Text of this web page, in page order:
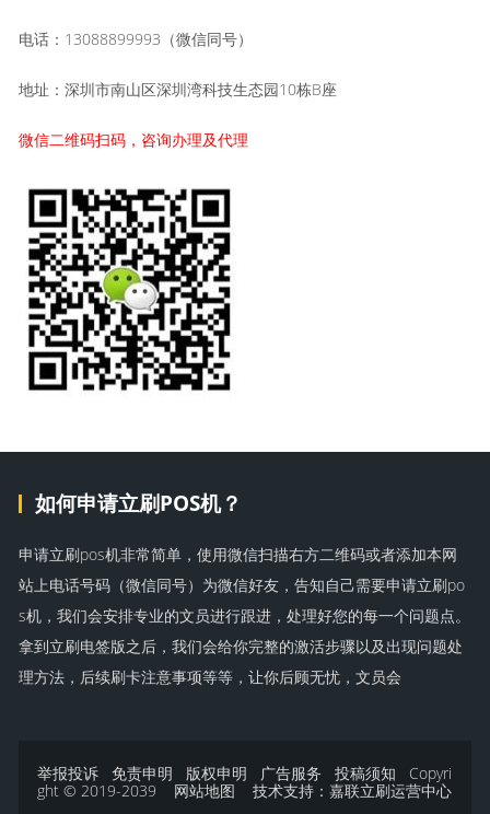
电话：13088899993（微信同号）
地址：深圳市南山区深圳湾科技生态园10栋B座
微信二维码扫码，咨询办理及代理
如何申请立刷POS机？
申请立刷pos机非常简单，使用微信扫描右方二维码或者添加本网
站上电话号码（微信同号）为微信好友，告知自己需要申请立刷po
s机，我们会安排专业的文员进行跟进，处理好您的每一个问题点。
拿到立刷电签版之后，我们会给你完整的激活步骤以及出现问题处
理方法，后续刷卡注意事项等等，让你后顾无忧，文员会
举报投诉 免责申明 版权申明 广告服务 投稿须知 Copyri
ght © 2019-2039 网站地图 技术支持：嘉联立刷运营中心